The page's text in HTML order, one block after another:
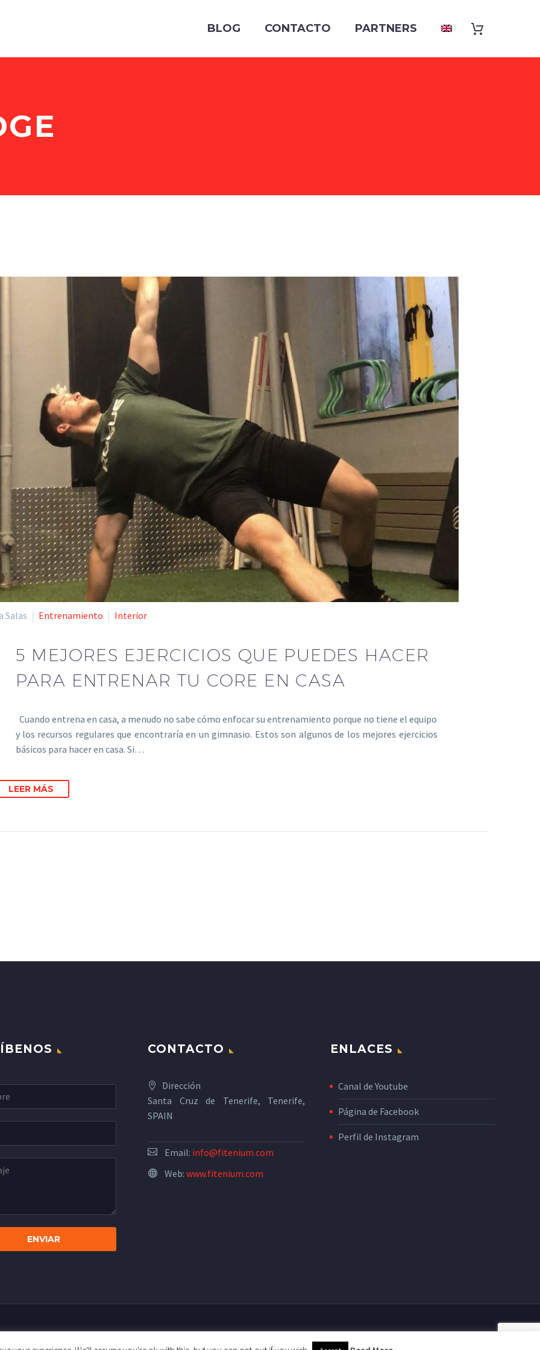
BLOG CONTACTO PARTNERS
Salas Entrenamiento Interior
5 MEJORES EJERCICIOS QUE PUEDES HACER
PARA ENTRENAR TU CORE EN CASA
Cuando entrena en casa, a menudo no sabe cómo enfocar su entrenamiento porque no tiene el equipo
y los recursos regulares que encontraría en un gimnasio. Estos son algunos de los mejores ejercicios
básicos para hacer en casa. Si…
LEER MÁS
CONTACTO
Dirección
Santa Cruz de Tenerife, Tenerife,
SPAIN
Email: info@fitenium.com
Web: www.fitenium.com
ENLACES
Canal de Youtube
Página de Facebook
Perfil de Instagram